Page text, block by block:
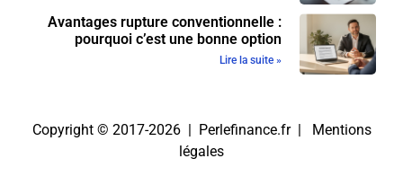
Avantages rupture conventionnelle :
pourquoi c’est une bonne option
Lire la suite »
Copyright © 2017-2026 | Perlefinance.fr | Mentions
légales